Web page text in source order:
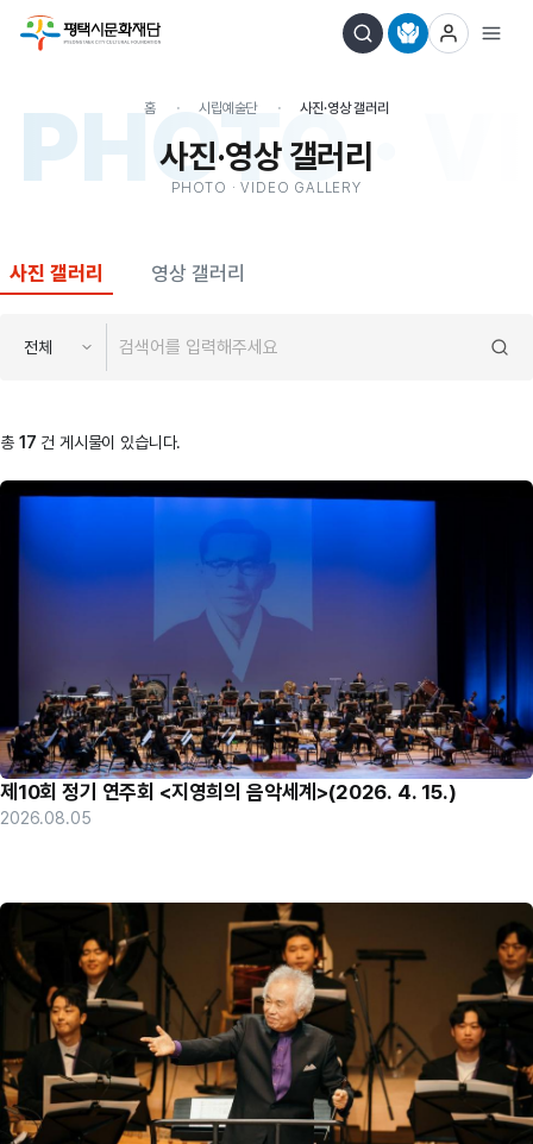
PHOTO ·
홈 시립예술단 사진·영상 갤러리
사진·영상 갤러리
PHOTO · VIDEO GALLERY
사진 갤러리 영상 갤러리
전체
총 17 건 게시물이 있습니다.
제10회 정기 연주회 <지영희의 음악세계>(2026. 4. 15.)
2026.08.05